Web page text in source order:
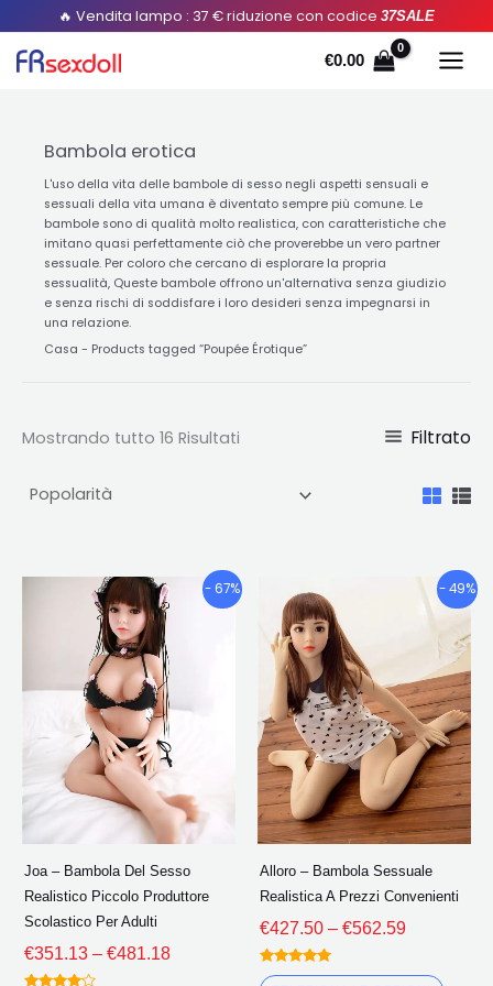
contenuto
🔥 Vendita lampo : 37 € riduzione con codice 37SALE
€0.00
Bambola erotica
L'uso della vita delle bambole di sesso negli aspetti sensuali e
sessuali della vita umana è diventato sempre più comune. Le
bambole sono di qualità molto realistica, con caratteristiche che
imitano quasi perfettamente ciò che proverebbe un vero partner
sessuale. Per coloro che cercano di esplorare la propria
sessualità, Queste bambole offrono un'alternativa senza giudizio
e senza rischi di soddisfare i loro desideri senza impegnarsi in
una relazione.
Casa - Products tagged “Poupée Érotique”
Mostrando tutto 16 Risultati
Ordinato
per
popolarità
Filtrato
- 67%
Joa – Bambola Del Sesso
Realistico Piccolo Produttore
Scolastico Per Adulti
€351.13 – €481.18
FasciaQuesto
opzioni
possono
essere
pagina
prodotto
- 49%
Alloro – Bambola Sessuale
Realistica A Prezzi Convenienti
€427.50 – €562.59
Fascia
€427.50
Attraverso
€562.59
Valutato
ha
più
Le
nella